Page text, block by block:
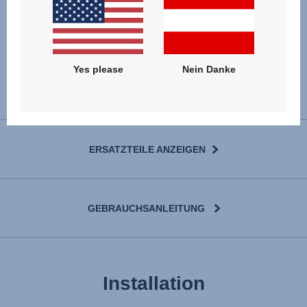
ERSATZTEILE ANZEIGEN
GEBRAUCHSANLEITUNG
Installation
Yes please Nein Danke